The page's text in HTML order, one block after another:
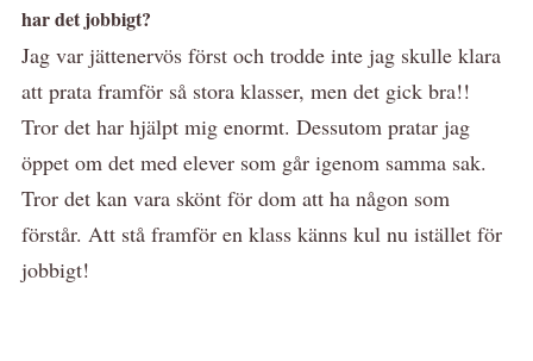
har det jobbigt?
Jag var jättenervös först och trodde inte jag skulle klara
att prata framför så stora klasser, men det gick bra!!
Tror det har hjälpt mig enormt. Dessutom pratar jag
öppet om det med elever som går igenom samma sak.
Tror det kan vara skönt för dom att ha någon som
förstår. Att stå framför en klass känns kul nu istället för
jobbigt!